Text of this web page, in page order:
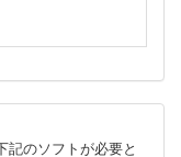
記のソフトが必要と